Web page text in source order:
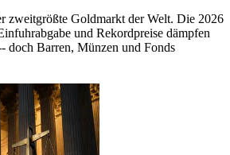
zweitgrößte Goldmarkt der Welt. Die 2026
und Rekordpreise dämpfen
doch Barren, Münzen und Fonds